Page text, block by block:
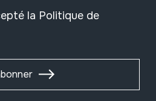
la Politique de